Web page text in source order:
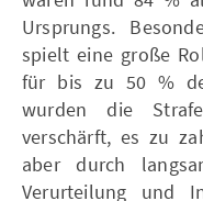
Ursprungs.
spielt eine große
für bis zu 50 %
wurden die
verschärft, es zu
aber durch
Verurteilung und